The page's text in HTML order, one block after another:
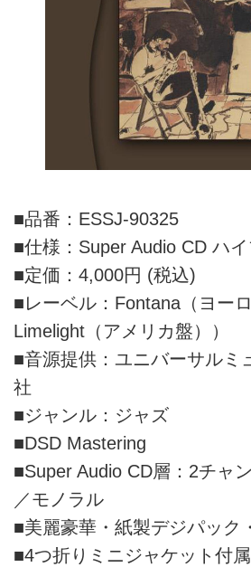
■品番：ESSJ-90325
■仕様：Super Audio CD ハ
■定価：4,000円 (税込)
■レーベル：Fontana（ヨーロ
Limelight（アメリカ盤））
■音源提供：ユニバーサルミ
社
■ジャンル：ジャズ
■DSD Mastering
■Super Audio CD層：2チャ
／モノラル
■美麗豪華・紙製デジパック
■4つ折りミニジャケット付属